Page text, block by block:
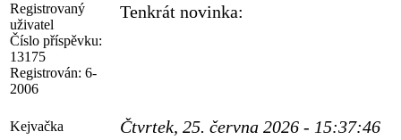
Registrovaný
uživatel
Číslo příspěvku:
13175
Registrován: 6-
2006
Tenkrát novinka:
Kejvačka Čtvrtek, 25. června 2026 - 15:37:46